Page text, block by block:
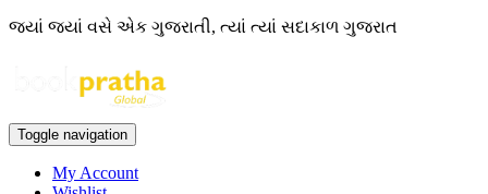
જ્યાં જ્યાં વસે એક ગુજરાતી, ત્યાં ત્યાં સદાકાળ ગુજરાત
Toggle navigation
My Account